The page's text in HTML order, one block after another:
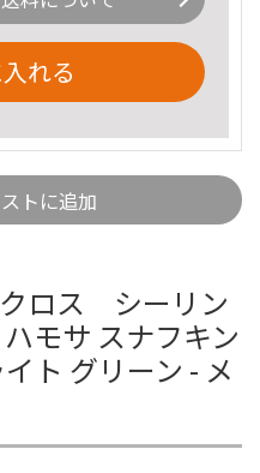
れる
トに追加
ロス シーリン
モサ スナフキン
ト グリーン - メ